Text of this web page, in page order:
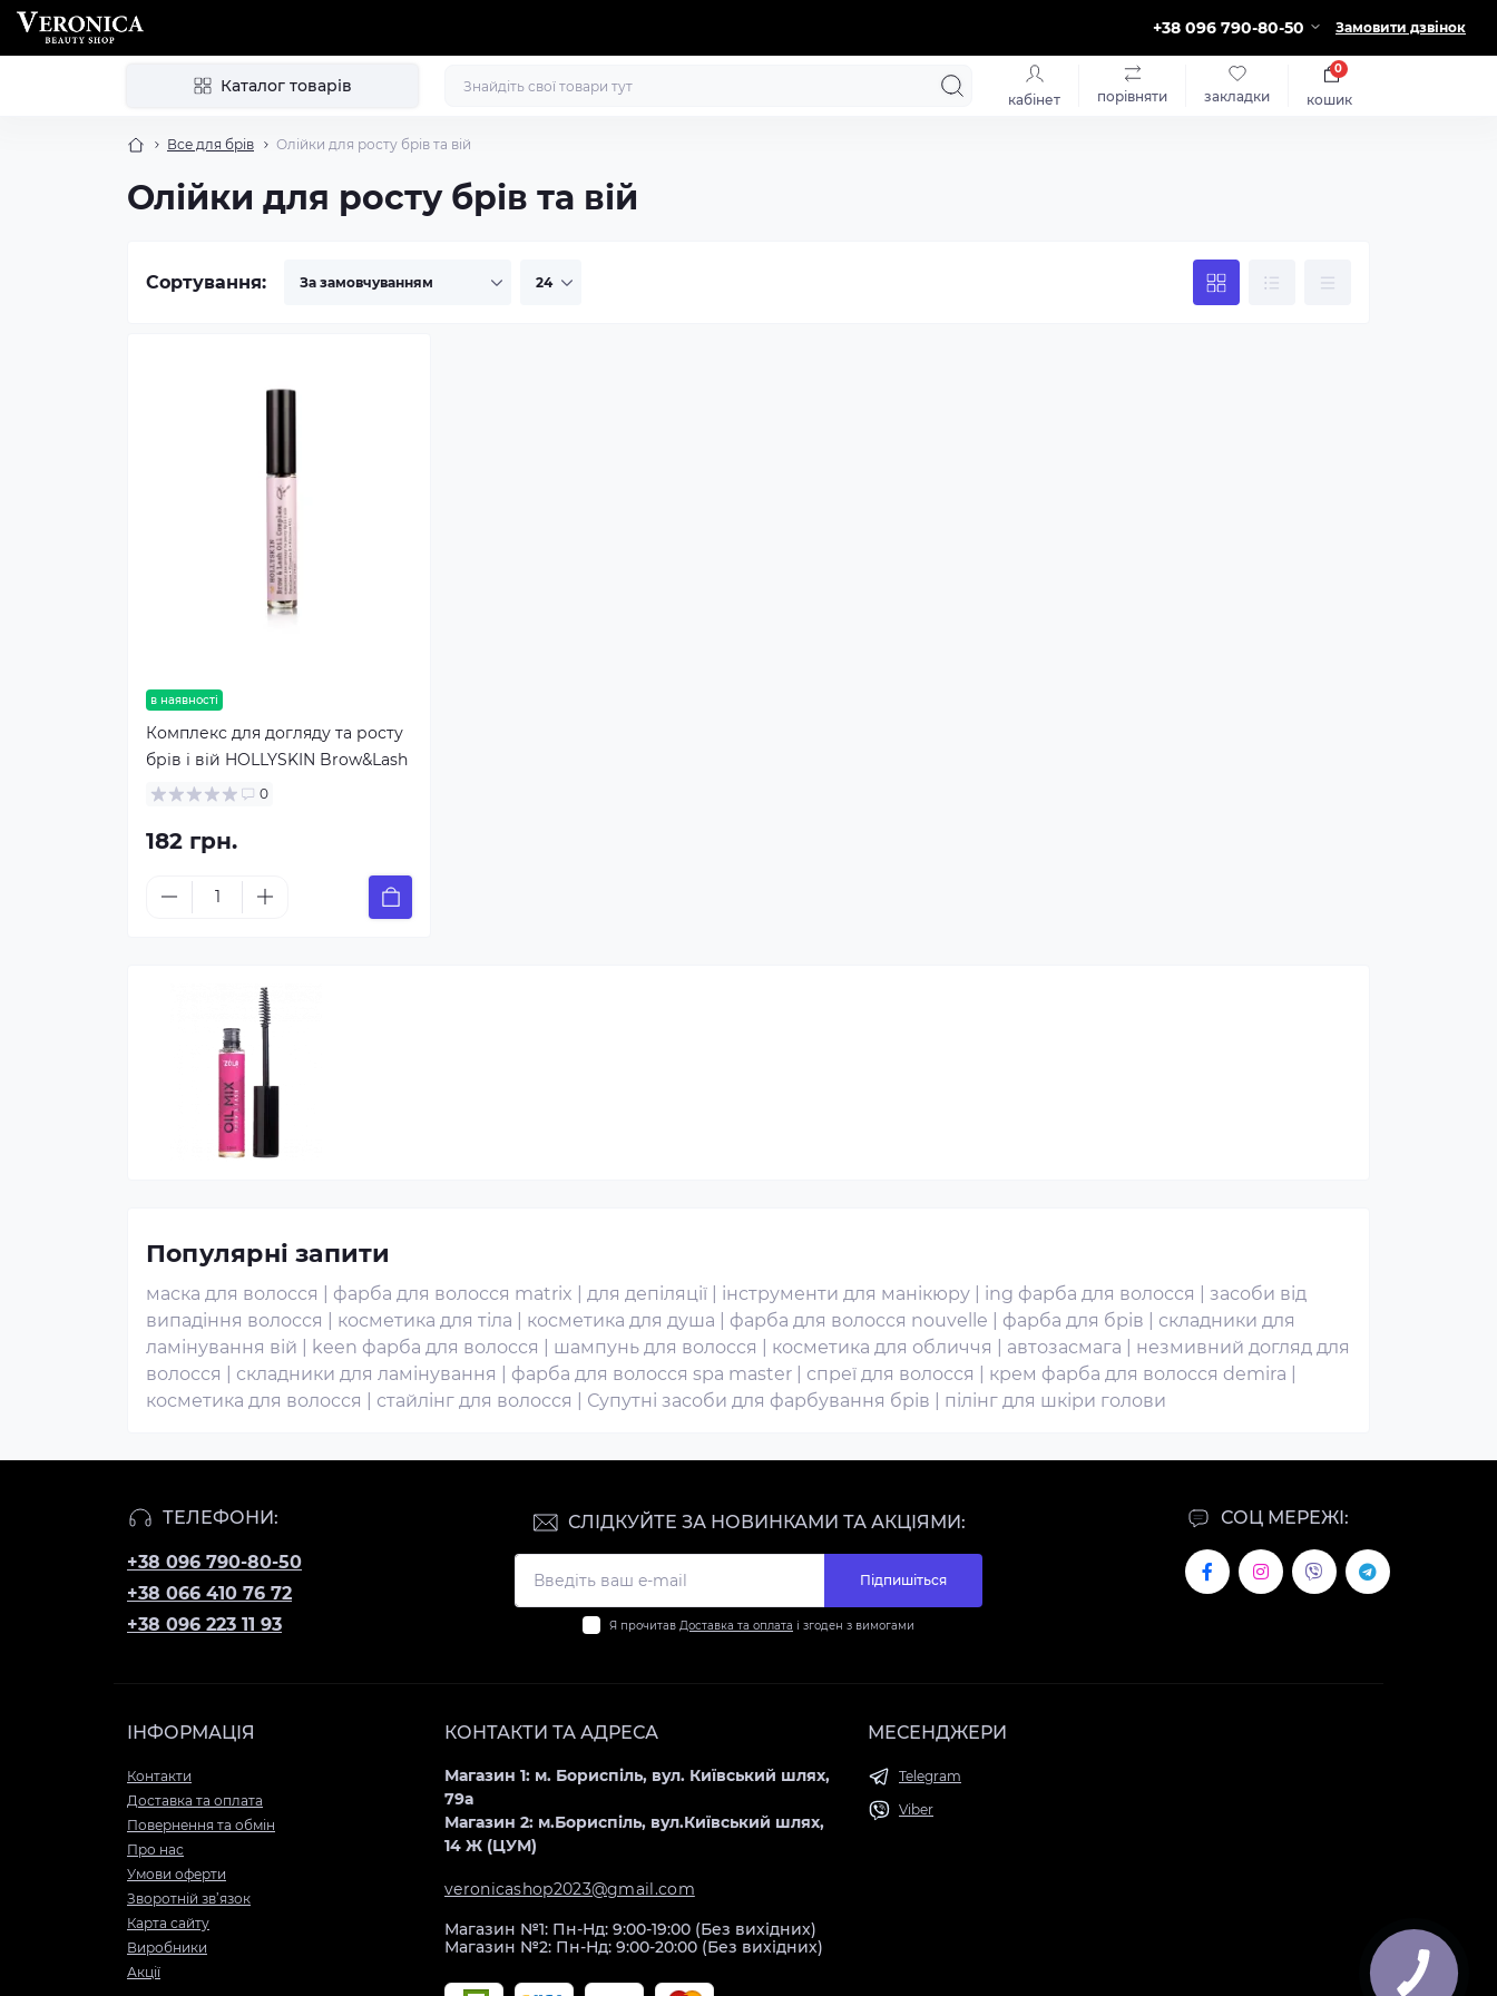
+38 096 790-80-50 Замовити дзвінок
Каталог товарів
кабінет порівняти закладки кошик
0
Все для брів Олійки для росту брів та вій
Олійки для росту брів та вій
Сортування:
в наявності
Комплекс для догляду та росту
брів і вій HOLLYSKIN Brow&Lash
Oil Complex, 9мл.
0
182 грн.
Популярні запити
маска для волосся фарба для волосся matrix для депіляції інструменти для манікюру ing фарба для волосся
засоби від
випадіння волосся
косметика для тіла косметика для душа фарба для волосся nouvelle фарба для брів
складники для
ламінування вій
keen фарба для волосся шампунь для волосся косметика для обличчя автозасмага
незмивний догляд для
волосся
складники для ламінування фарба для волосся spa master спреї для волосся крем фарба для волосся demira
косметика для волосся
стайлінг для волосся Супутні засоби для фарбування брів пілінг для шкіри голови
ТЕЛЕФОНИ:
+38 096 790-80-50
+38 066 410 76 72
+38 096 223 11 93
СОЦ МЕРЕЖІ:
СЛІДКУЙТЕ ЗА НОВИНКАМИ ТА АКЦІЯМИ:
Підпишіться
Я прочитав Доставка та оплата і згоден з вимогами
ІНФОРМАЦІЯ
Контакти
Доставка та оплата
Повернення та обмін
Про нас
Умови оферти
Зворотній зв’язок
Карта сайту
Виробники
Акції
КОНТАКТИ ТА АДРЕСА
Магазин 1: м. Бориспіль, вул. Київський шлях,
79а
Магазин 2: м.Бориспіль, вул.Київський шлях,
14 Ж (ЦУМ)
veronicashop2023@gmail.com
Магазин №1: Пн-Нд: 9:00-19:00 (Без вихідних)
Магазин №2: Пн-Нд: 9:00-20:00 (Без вихідних)
МЕСЕНДЖЕРИ
Telegram
Viber
КНОПКА
ЗВ'ЯЗКУ